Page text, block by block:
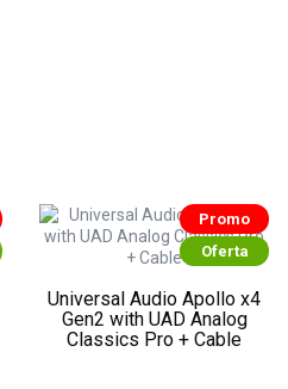
Promo
Oferta
Universal Audio Apollo x4
Gen2 with UAD Analog
Classics Pro + Cable